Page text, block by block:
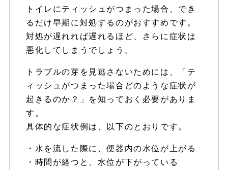
トイレにティッシュがつまった場合、でき
るだけ早期に対処するのがおすすめです。
対処が遅れれば遅れるほど、さらに症状は
悪化してしまうでしょう。
トラブルの芽を見逃さないためには、「テ
ィッシュがつまった場合どのような症状が
起きるのか？」を知っておく必要がありま
す。
具体的な症状例は、以下のとおりです。
・水を流した際に、便器内の水位が上がる
・時間が経つと、水位が下がっている